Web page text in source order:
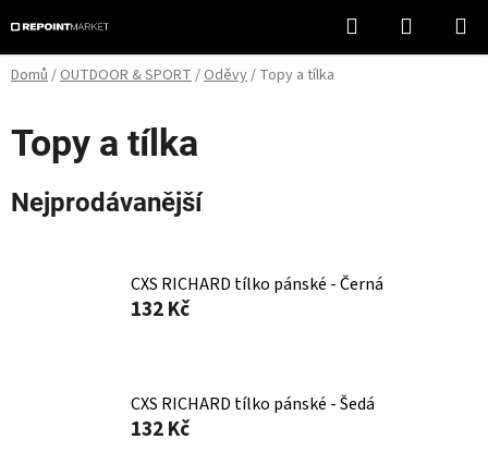
na
obsah
Hledat
KOŠÍK
Domů/OUTDOOR & SPORT/Oděvy/ Topy a tílka
Topy a tílka
Nejprodávanější
CXS RICHARD tílko pánské - Černá
132 Kč
CXS RICHARD tílko pánské - Šedá
132 Kč